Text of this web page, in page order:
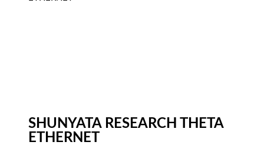
SHUNYATA RESEARCH THETA
ETHERNET